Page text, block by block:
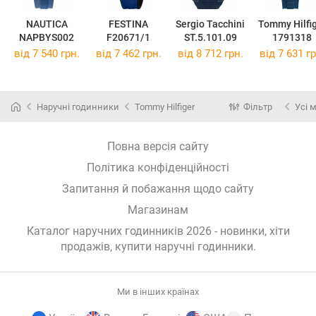
NAUTICA
NAPBYS002
FESTINA
F20671/1
Sergio Tacchini
ST.5.101.09
Tommy
1791318
від 7 540 грн. від 7 462 грн. від 8 712 грн. від 7 631
Наручні годинники Tommy Hilfiger Фільтр Усі
Повна версія сайту
Політика конфіденційності
Запитання й побажання щодо сайту
Магазинам
Каталог наручних годинників 2026 - новинки, хіти
продажів, купити наручні годинники.
Ми в інших країнах